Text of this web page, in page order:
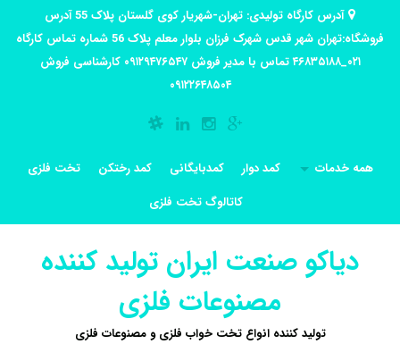
آدرس کارگاه تولیدی: تهران-شهریار کوی گلستان پلاک 55 آدرس
فروشگاه:تهران شهر قدس شهرک فرزان بلوار معلم پلاک 56 شماره تماس کارگاه
۰۲۱_۴۶۸۳۵۱۸۸ تماس با مدیر فروش ۰۹۱۲۹۴۷۶۵۴۷ کارشناسی فروش
۰۹۱۲۲۶۴۸۵۰۴
همه خدمات کمد دوار کمدبایگانی کمد رختکن
تخت فلزی
کاتالوگ تخت فلزی
دیاکو صنعت ایران تولید کننده
مصنوعات فلزی
تولید کننده انواع تخت خواب فلزی و مصنوعات فلزی